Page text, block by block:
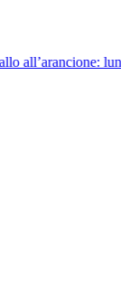
all’arancione: